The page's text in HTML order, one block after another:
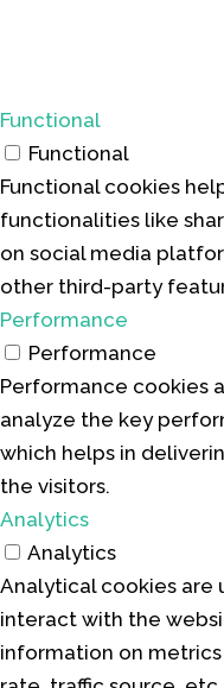
Functional
Functional
Functional cookies
functionalities like
on social media
other third-party
Performance
Performance
Performance cookies
analyze the key
which helps in
the visitors.
Analytics
Analytics
Analytical cookies are
interact with the
information on